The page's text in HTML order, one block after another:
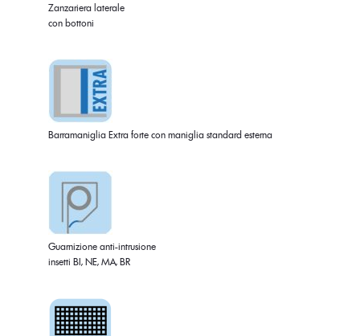
Zanzariera laterale
con bottoni
Barramaniglia Extra forte con maniglia standard esterna
Guarnizione anti-intrusione
insetti BI, NE, MA, BR